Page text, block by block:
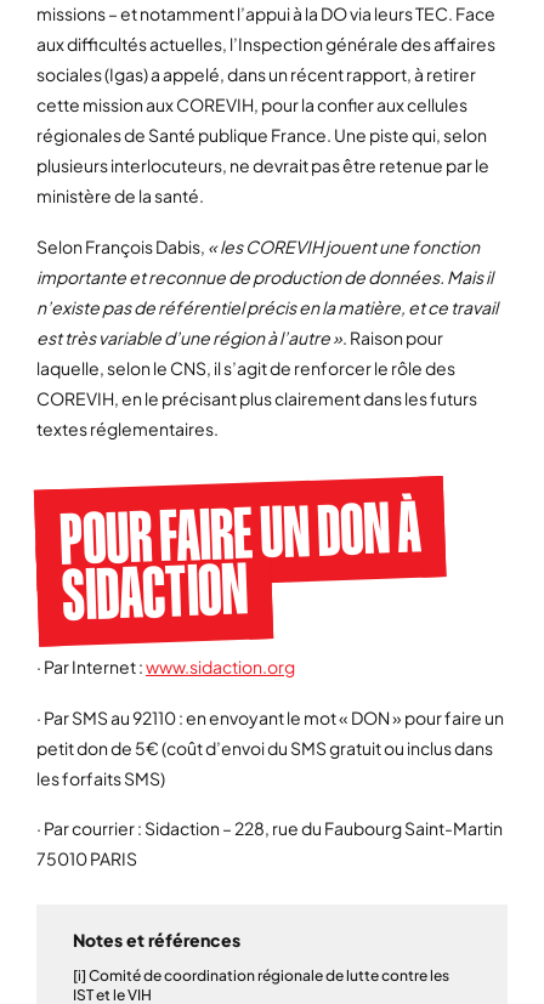
missions – et notamment l’appui à la DO via leurs TEC. Face
aux difficultés actuelles, l’Inspection générale des affaires
sociales (Igas) a appelé, dans un récent rapport, à retirer
cette mission aux COREVIH, pour la confier aux cellules
régionales de Santé publique France. Une piste qui, selon
plusieurs interlocuteurs, ne devrait pas être retenue par le
ministère de la santé.
Selon François Dabis, « les COREVIH jouent une fonction
importante et reconnue de production de données. Mais il
n’existe pas de référentiel précis en la matière, et ce travail
est très variable d’une région à l’autre » . Raison pour
laquelle, selon le CNS, il s’agit de renforcer le rôle des
COREVIH, en le précisant plus clairement dans les futurs
textes réglementaires.
POUR FAIRE UN DON À
SIDACTION
· Par Internet :www.sidaction.org
· Par SMS au 92110 : en envoyant le mot « DON » pour faire un
petit don de 5€ (coût d’envoi du SMS gratuit ou inclus dans
les forfaits SMS)
· Par courrier : Sidaction – 228, rue du Faubourg Saint-Martin
75010 PARIS
Notes et références
[i] Comité de coordination régionale de lutte contre les
IST et le VIH